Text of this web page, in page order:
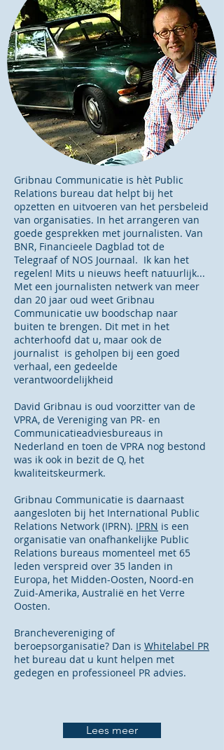
Gribnau Communicatie is hèt Public
Relations bureau dat helpt bij het
opzetten en uitvoeren van het persbeleid
van organisaties. In het arrangeren van
goede gesprekken met journalisten. Van
BNR, Financieele Dagblad tot de
Telegraaf of NOS Journaal. Ik kan het
regelen! Mits u nieuws heeft natuurlijk...
Met een journalisten netwerk van meer
dan 20 jaar oud weet Gribnau
Communicatie uw boodschap naar
buiten te brengen. Dit met in het
achterhoofd dat u, maar ook de
journalist is geholpen bij een goed
verhaal, een gedeelde
verantwoordelijkheid
David Gribnau is oud voorzitter van de
VPRA, de Vereniging van PR- en
Communicatieadviesbureaus in
Nederland en toen de VPRA nog bestond
was ik ook in bezit de Q, het
kwaliteitskeurmerk.
Gribnau Communicatie is daarnaast
aangesloten bij het International Public
Relations Network (IPRN). IPRN is een
organisatie van onafhankelijke Public
Relations bureaus momenteel met 65
leden verspreid over 35 landen in
Europa, het Midden-Oosten, Noord-en
Zuid-Amerika, Australië en het Verre
Oosten.
Branchevereniging of
beroepsorganisatie? Dan is Whitelabel PR
het bureau dat u kunt helpen met
gedegen en professioneel PR advies.
Lees meer